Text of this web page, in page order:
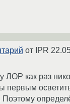
от IPR
ЛОР как раз
первым
Поэтому